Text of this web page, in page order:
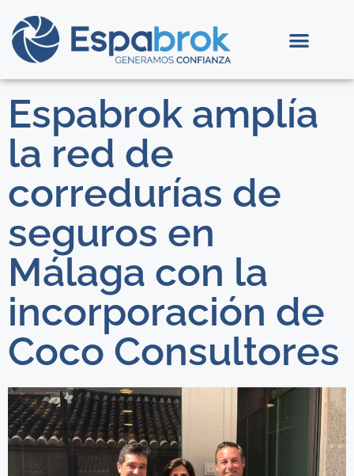
Espabrok amplía
la red de
corredurías de
seguros en
Málaga con la
incorporación de
Coco Consultores